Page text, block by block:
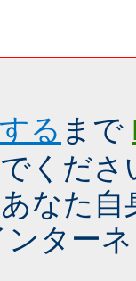
る まで
くださ
なた
ター